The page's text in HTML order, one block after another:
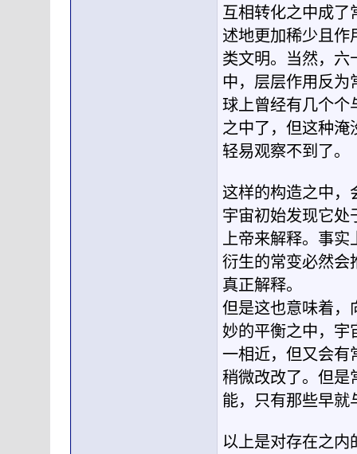
互相转化之中成
述地更加稀少且作
类文明。当然，六
中，层层作用反为
球上曾经有几个个
之中了，但这种淹
轻易观察不到了。
这样的构造之中，
宇宙初始发现它处
上帝来解释。事
衍生的常变必然会
真正解释。
但是这也意味着，
妙的平衡之中，宇
一相近，但又会有
稍微改改了。但是
能，只有那些早就
以上是对存在之内